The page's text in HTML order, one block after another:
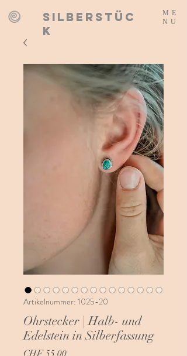
SILBERSTÜC
K
ME
NU
Artikelnummer: 1025-20
Ohrstecker | Halb- und
Edelstein in Silberfassung
CHF 55.00Preis